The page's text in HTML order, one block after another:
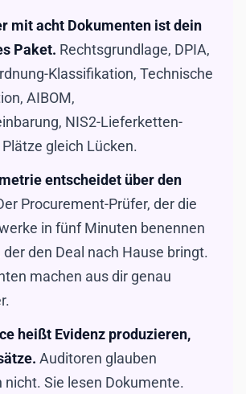
mit acht Dokumenten ist dein
Paket. Rechtsgrundlage, DPIA,
Klassifikation, Technische
AIBOM,
NIS2-Lieferketten-
gleich Lücken.
entscheidet über den
Procurement-Prüfer, der die
in fünf Minuten benennen
der den Deal nach Hause bringt.
machen aus dir genau
heißt Evidenz produzieren,
Auditoren glauben
nicht. Sie lesen Dokumente.